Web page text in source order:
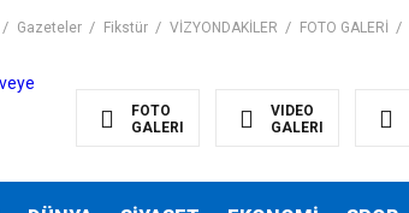
Gazeteler Fikstür VİZYONDAKİLER FOTO GALERİ
FOTO
GALERI
VIDEO
GALERI